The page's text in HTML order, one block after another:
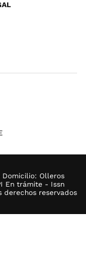
Olleros
En trámite - Issn
derechos reservados